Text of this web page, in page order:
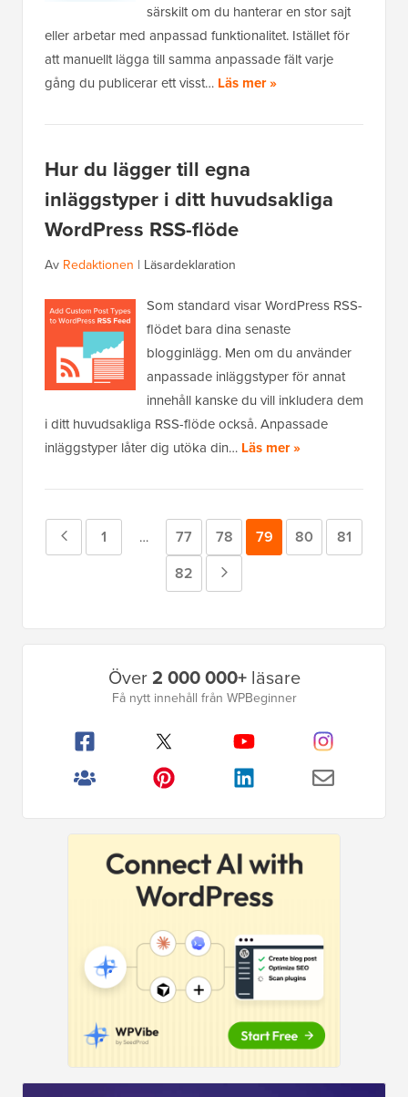
särskilt om du hanterar en stor sajt
eller arbetar med anpassad funktionalitet. Istället för
att manuellt lägga till samma anpassade fält varje
gång du publicerar ett visst… Läs mer »
Hur du lägger till egna
inläggstyper i ditt huvudsakliga
WordPress RSS-flöde
Av Redaktionen | Läsardeklaration
Som standard visar WordPress RSS-
flödet bara dina senaste
blogginlägg. Men om du använder
anpassade inläggstyper för annat
innehåll kanske du vill inkludera dem
i ditt huvudsakliga RSS-flöde också. Anpassade
inläggstyper låter dig utöka din… Läs mer »
Föregående
Sida
1
Mellansidor
utelämnade
… Sida
77 Sida
78 Sida
79 Sida
80 Sida
81
Sida
82
Över2 000 000+läsare
Få nytt innehåll från WPBeginner